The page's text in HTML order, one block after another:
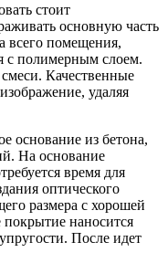
стоит
основную часть
всего помещения,
с полимерным слоем.
Качественные
удаляя
основание из бетона,
На основание
время для
оптического
размера с хорошей
наносится
После идет